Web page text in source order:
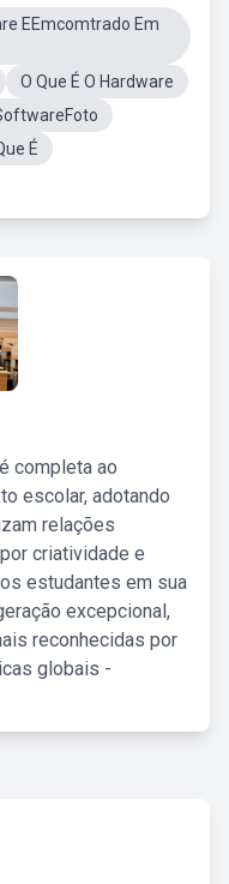
EEmcomtrado Em
O Que É O Hardware
É
completa ao
escolar, adotando
relações
criatividade e
estudantes em sua
excepcional,
reconhecidas por
globais -